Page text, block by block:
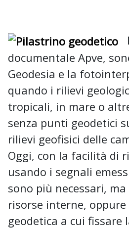
documentale Apve,
Geodesia e la
quando i rilievi
tropicali, in mare o
senza punti geodetici
rilievi geofisici delle
Oggi, con la facilità di
usando i segnali
sono più necessari,
risorse interne, oppure
geodetica a cui